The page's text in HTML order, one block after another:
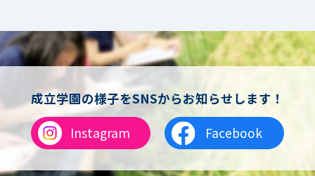
女子バスケットボール
男女バスケットボール（中学）
男子バドミントン
女子バドミントン
チアリーディング
総合格闘技
合気道
女子テニス
男子バレーボール
体操
成立学園の様子をSNSからお知らせします！
Instagram
Facebook